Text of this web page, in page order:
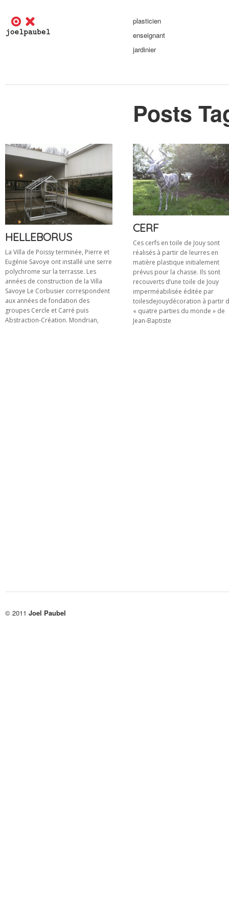
plasticien
enseignant
jardinier
Posts
HELLEBORUS
La Villa de Poissy terminée, Pierre et
Eugénie Savoye ont installé une serre
polychrome sur la terrasse. Les
années de construction de la Villa
Savoye Le Corbusier correspondent
aux années de fondation des
groupes Cercle et Carré puis
Abstraction-Création. Mondrian,
HELLEBORUS
CERF
Ces cerfs en toile de Jouy sont
réalisés à partir de leurres en
matière plastique initialement
prévus pour la chasse. Ils sont
recouverts d’une toile de Jouy
imperméabilisée éditée par
toilesdejouydécoration à partir
« quatre parties du monde » de
Jean-Baptiste
CERF
© 2011 Joel Paubel